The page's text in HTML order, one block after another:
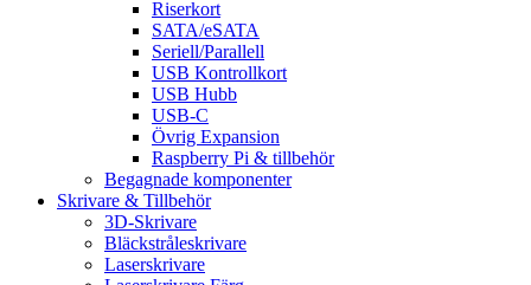
Riserkort
SATA/eSATA
Seriell/Parallell
USB Kontrollkort
USB Hubb
USB-C
Övrig Expansion
Raspberry Pi & tillbehör
Begagnade komponenter
Skrivare & Tillbehör
3D-Skrivare
Bläckstråleskrivare
Laserskrivare